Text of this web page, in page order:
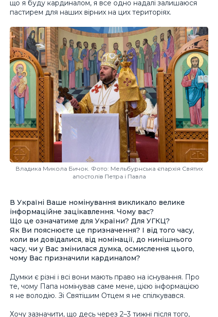
що я буду кардиналом, я все одно надалі залишаюся
пастирем для наших вірних на цих територіях.
Владика Микола Бичок. Фото: Мельбурнська єпархія Святих
апостолів Петра і Павла
В Україні Ваше номінування викликало велике
інформаційне зацікавлення. Чому вас?
Що це означатиме для України? Для УГКЦ?
Як Ви пояснюєте це призначення? І від того часу,
коли ви довідалися, від номінації, до нинішнього
часу, чи у Вас змінилася думка, осмислення цього,
чому Вас призначили кардиналом?
Думки є різні і всі вони мають право на існування. Про
те, чому Папа номінував саме мене, цією інформацією
я не володію. Зі Святішим Отцем я не спілкувався.
Хочу зазначити, що десь через 2–3 тижні після того,